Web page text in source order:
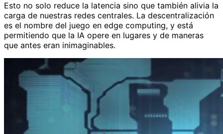
Esto no solo reduce la latencia sino que también alivia la
carga de nuestras redes centrales. La descentralización
es el nombre del juego en edge computing, y está
permitiendo que la IA opere en lugares y de maneras
que antes eran inimaginables.